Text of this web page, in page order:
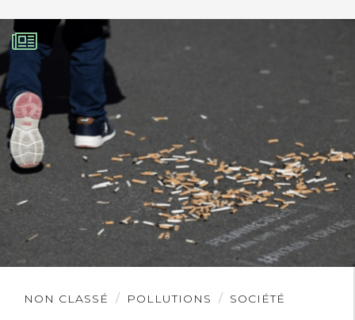
NON CLASSÉ POLLUTIONS SOCIÉTÉ
Lire